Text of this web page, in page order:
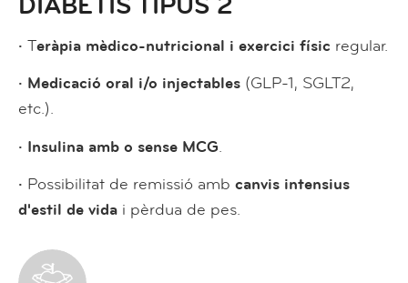
· Teràpia mèdico-nutricional i exercici físic regular.
· Medicació oral i/o injectables (GLP-1, SGLT2,
etc.).
· Insulina amb o sense MCG.
· Possibilitat de remissió amb canvis intensius
d'estil de vida i pèrdua de pes.